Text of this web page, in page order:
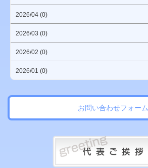
2026/04 (0)
2026/03 (0)
2026/02 (0)
2026/01 (0)
お問い合わせフォーム